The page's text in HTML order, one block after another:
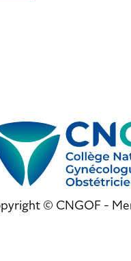
© CNGOF -